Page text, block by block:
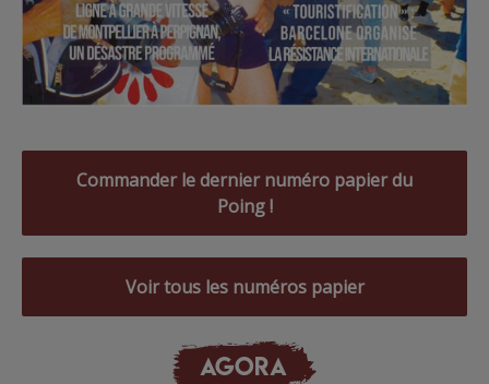
Commander le dernier numéro papier du
Poing !
Voir tous les numéros papier
AGORA